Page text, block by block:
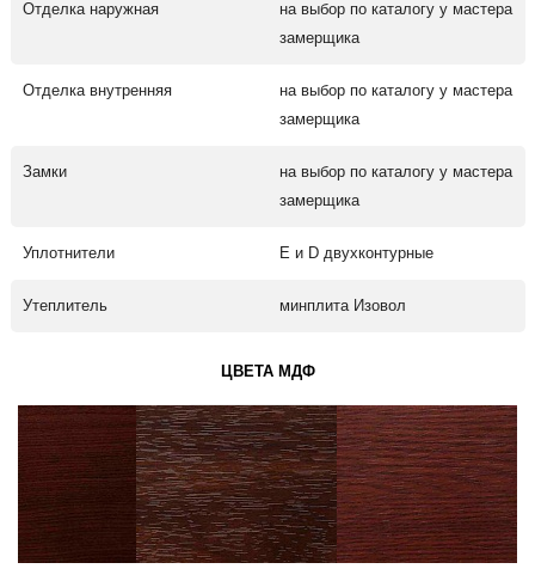
Отделка наружная
на выбор по каталогу у мастера
замерщика
Отделка внутренняя
на выбор по каталогу у мастера
замерщика
Замки
на выбор по каталогу у мастера
замерщика
Уплотнители Е и D двухконтурные
Утеплитель минплита Изовол
ЦВЕТА МДФ